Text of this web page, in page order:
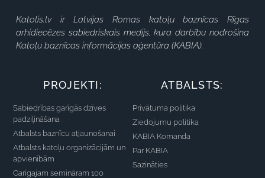
Katolis.lv ir Latvijas Romas katoļu baznīcas Rīgas
arhidiecēzes sabiedriskais medijs, kura darbību nodrošina
Katoļu baznīcas informācijas aģentūra (KABIA).
PROJEKTI:
Sabiedrības garīgās dzīves
padziļināšana
Atbalsts baznīcu atjaunošanai
Atbalsts katoļu organizācijām un
apvienībām
Garīgajam semināram 100
ATBALSTS:
Privātuma politika
Ziedojumu politika
KABIA Komanda
Par KABIA
Sazināties